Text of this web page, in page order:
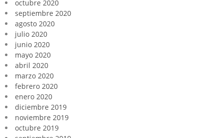
octubre 2020
septiembre 2020
agosto 2020
julio 2020
junio 2020
mayo 2020
abril 2020
marzo 2020
febrero 2020
enero 2020
diciembre 2019
noviembre 2019
octubre 2019